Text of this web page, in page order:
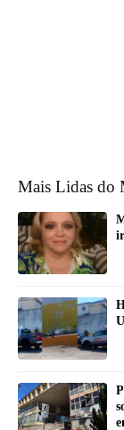
Mais Lidas do